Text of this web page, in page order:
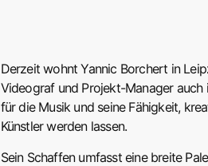
Derzeit wohnt Yannic Borchert in
Videograf und Projekt-Manager auch
für die Musik und seine Fähigkeit,
Künstler werden lassen.
Sein Schaffen umfasst eine breite